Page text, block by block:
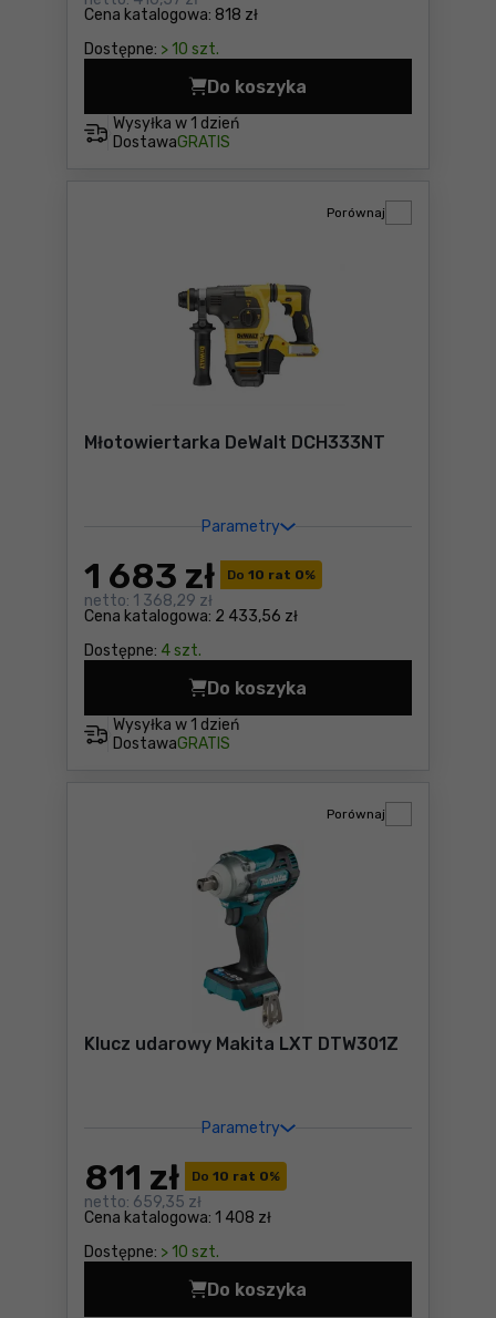
Cena katalogowa: 818 zł
Dostępne: > 10 szt.
Wysyłka w 1 dzień
DostawaGRATIS
Do koszyka
Narzędzie wielofunkcyjne
Młotowiertarka DeWalt DCH333NT
Parametry
Do 10 rat 0%
Cena katalogowa: 2 433,56 zł
1 683 zł
netto: 1 368,29 zł
Dostępne: 4 szt.
Porównaj
Wysyłka w 1 dzień
DostawaGRATIS
Do koszyka
Młotowiertarka DeWalt
Klucz udarowy Makita LXT DTW301Z
Parametry
Do 10 rat 0%
Cena katalogowa: 1 408 zł
811 zł
netto: 659,35 zł
Dostępne: > 10 szt.
Porównaj
Do koszyka
Klucz udarowy Makita LXT